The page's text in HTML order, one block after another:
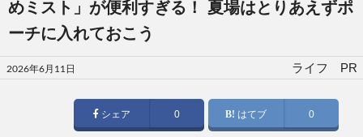
めミスト」が便利すぎる！ 夏場はとりあえずポ
ーチに入れておこう
投
稿
2026年6月11日 ライフ PR
シェア 0 はてブ 0